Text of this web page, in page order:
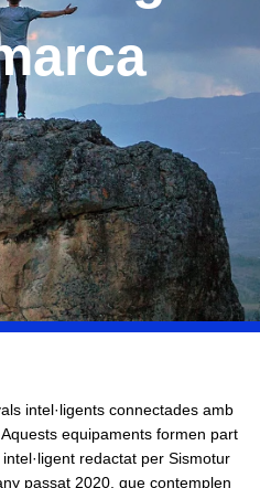
intel·ligents connectades amb
equipaments formen part
redactat per Sismotur
passat 2020, que contemplen